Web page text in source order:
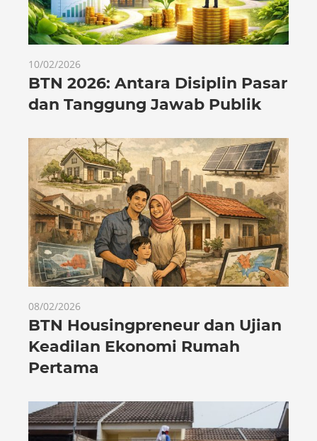
10/02/2026
BTN 2026: Antara Disiplin Pasar
dan Tanggung Jawab Publik
08/02/2026
BTN Housingpreneur dan Ujian
Keadilan Ekonomi Rumah
Pertama